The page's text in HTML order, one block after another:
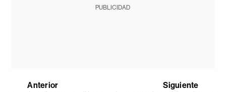
PUBLICIDAD
Anterior Siguiente